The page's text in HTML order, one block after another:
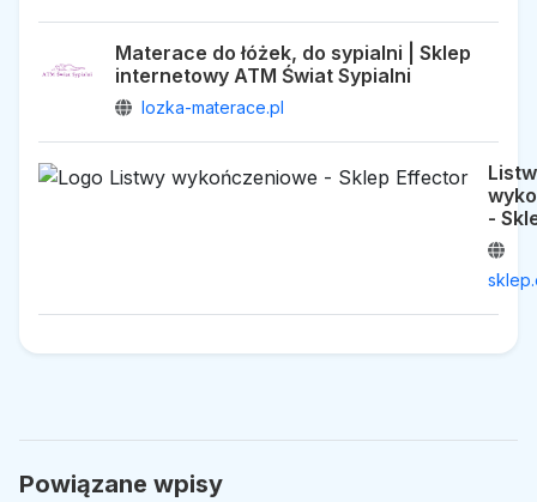
Materace do łóżek, do sypialni | Sklep
internetowy ATM Świat Sypialni
lozka-materace.pl
-
Powiązane wpisy